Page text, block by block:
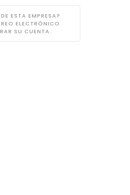
ESTA EMPRESA?
ELECTRÓNICO
SU CUENTA.